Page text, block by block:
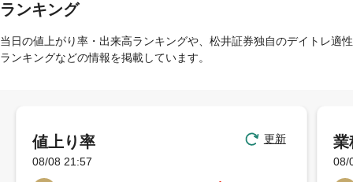
ランキング
当日の値上がり率・出来高ランキングや、松井証券独自のデイトレ適性
ランキングなどの情報を掲載しています。